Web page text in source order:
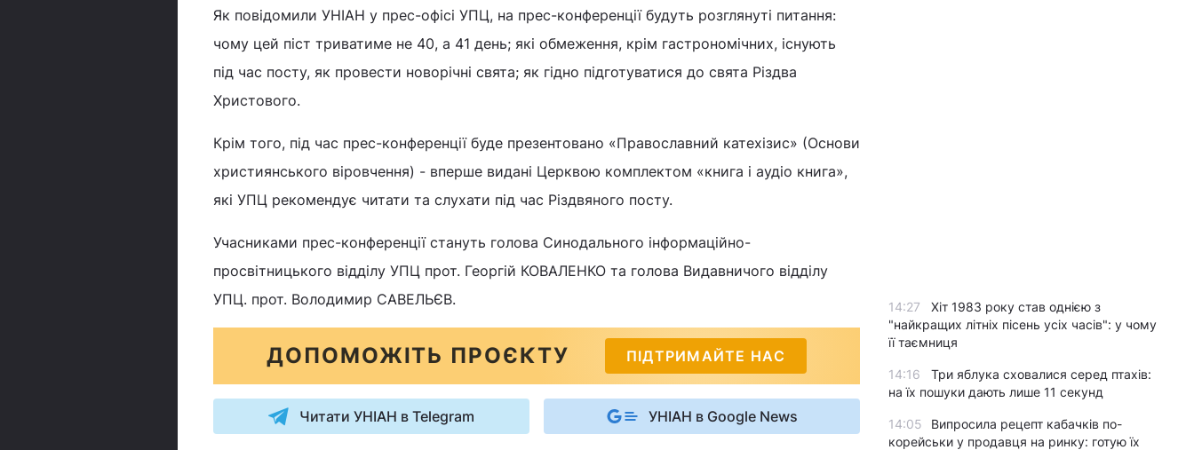
Як повідомили УНІАН у прес-офісі УПЦ, на прес-конференції будуть розглянуті питання:
чому цей піст триватиме не 40, а 41 день; які обмеження, крім гастрономічних, існують
під час посту, як провести новорічні свята; як гідно підготуватися до свята Різдва
Христового.
Крім того, під час прес-конференції буде презентовано «Православний катехізис» (Основи
християнського віровчення) - вперше видані Церквою комплектом «книга і аудіо книга»,
які УПЦ рекомендує читати та слухати під час Різдвяного посту.
Учасниками прес-конференції стануть голова Синодального інформаційно-
просвітницького відділу УПЦ прот. Георгій КОВАЛЕНКО та голова Видавничого відділу
УПЦ. прот. Володимир САВЕЛЬЄВ.
ДОПОМОЖІТЬ ПРОЄКТУ ПІДТРИМАЙТЕ НАС
Читати УНІАН в Telegram УНІАН в Google News
14:27
Хіт 1983 року став однією з
"найкращих літніх пісень усіх часів": у чому
її таємниця
14:16
Три яблука сховалися серед птахів:
на їх пошуки дають лише 11 секунд
14:05
Випросила рецепт кабачків по-
корейськи у продавця на ринку: готую їх